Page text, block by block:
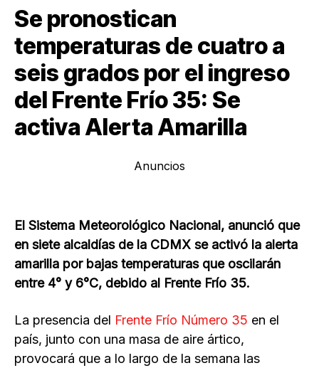
Se pronostican
temperaturas de cuatro a
seis grados por el ingreso
del Frente Frío 35: Se
activa Alerta Amarilla
Anuncios
El Sistema Meteorológico Nacional, anunció que
en siete alcaldías de la CDMX se activó la alerta
amarilla por bajas temperaturas que oscilarán
entre 4° y 6°C, debido al Frente Frío 35.
La presencia del Frente Frío Número 35 en el
país, junto con una masa de aire ártico,
provocará que a lo largo de la semana las